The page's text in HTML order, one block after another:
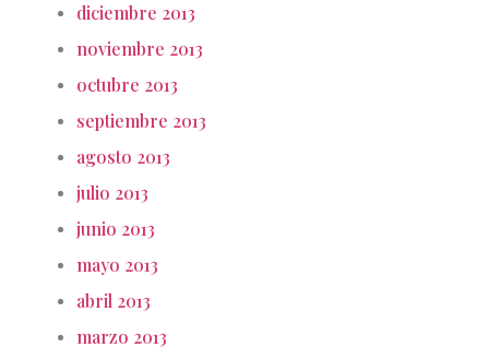
diciembre 2013
noviembre 2013
octubre 2013
septiembre 2013
agosto 2013
julio 2013
junio 2013
mayo 2013
abril 2013
marzo 2013